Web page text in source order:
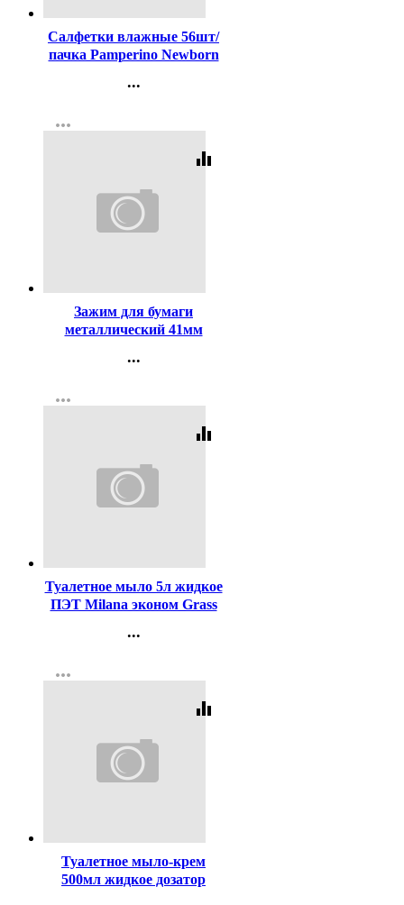
Салфетки влажные 56шт/
пачка Pamperino Newborn
крышкой (Ст.20)
...
Регистрация
more_horiz
equalizer
Зажим для бумаги
металлический 41мм
...
Регистрация
more_horiz
equalizer
Туалетное мыло 5л жидкое
ПЭТ Milana эконом Grass
...
Регистрация
more_horiz
equalizer
Туалетное мыло-крем
500мл жидкое дозатор